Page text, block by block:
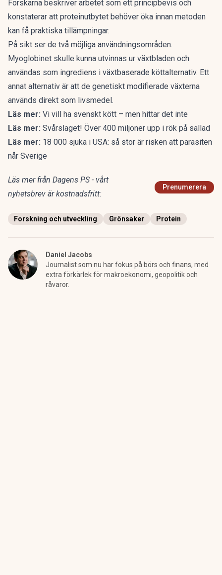
Forskarna beskriver arbetet som ett principbevis och
konstaterar att proteinutbytet behöver öka innan metoden
kan få praktiska tillämpningar.
På sikt ser de två möjliga användningsområden.
Myoglobinet skulle kunna utvinnas ur växtbladen och
användas som ingrediens i växtbaserade köttalternativ. Ett
annat alternativ är att de genetiskt modifierade växterna
används direkt som livsmedel.
Läs mer: Vi vill ha svenskt kött – men hittar det inte
Läs mer: Svårslaget! Över 400 miljoner upp i rök på sallad
Läs mer: 18 000 sjuka i USA: så stor är risken att parasiten
når Sverige
Läs mer från Dagens PS - vårt
nyhetsbrev är kostnadsfritt:
Prenumerera
Forskning och utveckling Grönsaker Protein
Daniel Jacobs
Journalist som nu har fokus på börs och finans, med
extra förkärlek för makroekonomi, geopolitik och
råvaror.